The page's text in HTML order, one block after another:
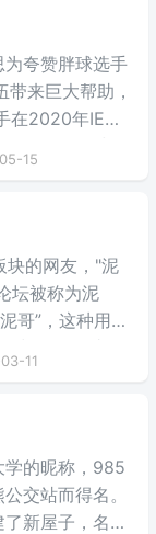
夸赞胖球选手
来巨大帮助，
在2020年IEM
身邪恶胖球，
15
块的网友，"泥
坛被称为泥
哥”，这种用法
颜色，因此用
11
学的昵称，985
交站而得名。
新屋子，名字